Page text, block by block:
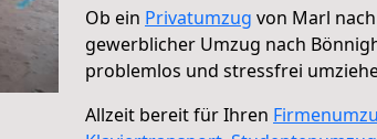
Ob ein Privatumzug von Marl
gewerblicher Umzug nach
problemlos und stressfrei
Allzeit bereit für Ihren